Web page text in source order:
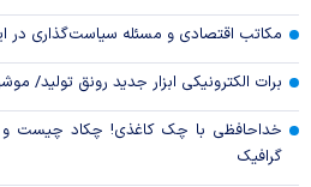
مکاتب اقتصادی و مسئله سیاست‌گذاری در
برات الکترونیکی ابزار جدید رونق تولید/
خداحافظی با چک کاغذی! چکاد چیست
گرافیک